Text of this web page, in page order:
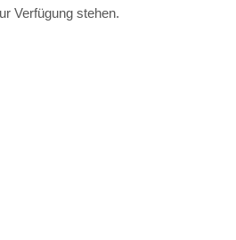
Verfügung stehen.